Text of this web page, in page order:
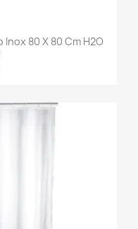
80 X 80 Cm H2O